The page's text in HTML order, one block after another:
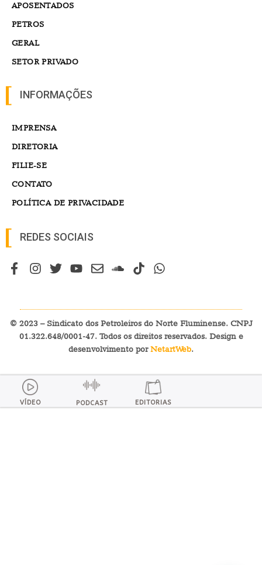
APOSENTADOS
PETROS
GERAL
SETOR PRIVADO
INFORMAÇÕES
IMPRENSA
DIRETORIA
FILIE-SE
CONTATO
POLÍTICA DE PRIVACIDADE
REDES SOCIAIS
© 2023 – Sindicato dos Petroleiros do Norte Fluminense. CNPJ
01.322.648/0001-47. Todos os direitos reservados. Design e
desenvolvimento porNetartWeb.
VÍDEO PODCAST EDITORIAS